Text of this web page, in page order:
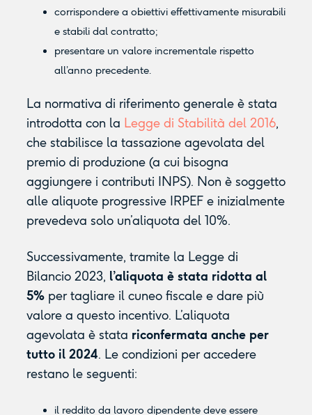
corrispondere a obiettivi effettivamente misurabili
e stabili dal contratto;
presentare un valore incrementale rispetto
all’anno precedente.
La normativa di riferimento generale è stata
introdotta con la Legge di Stabilità del 2016,
che stabilisce la tassazione agevolata del
premio di produzione (a cui bisogna
aggiungere i contributi INPS). Non è soggetto
alle aliquote progressive IRPEF e inizialmente
prevedeva solo un’aliquota del 10%.
Successivamente, tramite la Legge di
Bilancio 2023, l’aliquota è stata ridotta al
5%per tagliare il cuneo fiscale e dare più
valore a questo incentivo. L’aliquota
agevolata è stata riconfermata anche per
tutto il 2024. Le condizioni per accedere
restano le seguenti:
il reddito da lavoro dipendente deve essere